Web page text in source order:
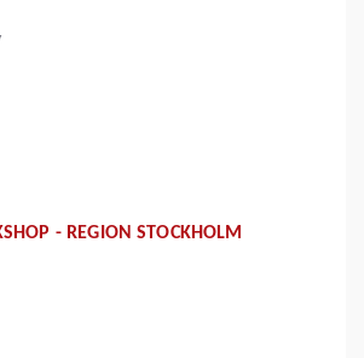
- REGION STOCKHOLM